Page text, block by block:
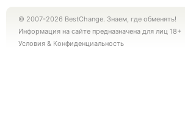
© 2007-2026 BestChange. Знаем, где обменять!
Информация на сайте предназначена для лиц 18+
Условия & Конфиденциальность